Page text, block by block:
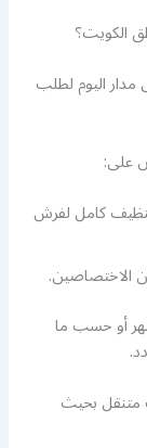
الكويت؟
مدار اليوم لطلب
على:
كامل لفرش
الاختصاصين.
غسيل سيارات الكويت ل 3 أو 6 أشهر أو حسب ما
متنقل بحيث